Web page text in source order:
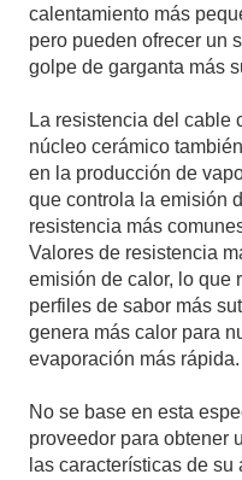
calentamiento más
pero pueden ofrecer un
golpe de garganta más
La resistencia del cable
núcleo cerámico
en la producción de
que controla la emisión
resistencia más
Valores de resistencia
emisión de calor, lo que
perfiles de sabor más
genera más calor para
evaporación más rápida.
No se base en esta
proveedor para obtener
las características de